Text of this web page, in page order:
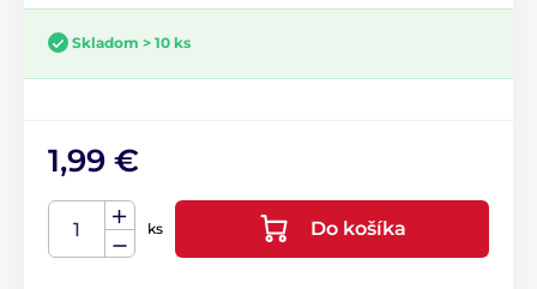
Skladom > 10 ks
1,99 €
ks Do košíka